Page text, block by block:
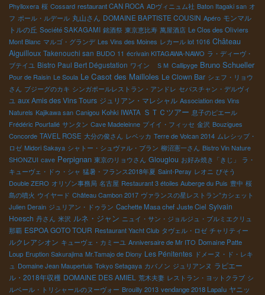
Phylloxera 桜 Cossard restaurant CAN ROCA ADヴィニュム社 Baton Itagaki san オ
フ ポール・ルデール 丸山さん DOMAINE BAPTISTE COUSIN Apéro モンマル
トルの丘 Société SAKAGAMI 銘酒祭 東京恵比寿 萬屋酒店 Le Clos des Oliviers
Mont Blanc マルゴ・グランデ Les Vins des Moines レカール lot 1016 Château
Aiguilloux Takenouchi san BUDO 11 écrivain KITAGAWA-NAWO ラ・ディーヴ・
ブテイユ Bistro Paul Bert Dégustation ワイン ＳＭ Callipyge Bruno Schueller
Pour de Raisin Le Soula Le Casot des Mailloles Le Clown Bar シェフ・リョウ
さん ブジーグのカキ シンガポールレストラン・アンドレ セバスチャン・デルヴィ
ユ aux Amis des Vins Tours ジュリアン・マレシャル Association des Vins
Naturels Kajikawa san Canigou Kohki IWATA ＳＴＣツアー 息子のピエール
Frédéric Pourtalié サンタン Cave Madeleinne プイイ・フィッセ 金沢 Bouzigues
Concorde TAVEL ROSE 大分の俊さん レベッカ Terre de Volcan 2014 ムレシップ・
ロゼ Midori Sakaya シャトー・シュヴァル・ブラン 柳沼憲一さん Bistro Vin Nature
SHONZUI cave Perpignan 東京のリョウさん Glouglou お好み焼き「きじ」
ラ・
キューヴェ・ドゥ・シャ 猛暑・フランス2018年夏 Saint-Peray レオニ びそう
Double ZERO オリゾン事務局 名古屋 Restaurant 3 étoiles Auberge du Puis 豊中 桜
島の噴火 ウイヤード Château Cambon 2017 ヴァランスの星レストラン”カシェット
Julien Derain ジュリアン・ドゥラン Cachette Masa chef Juste Ciel Sylvain
Hoesch 丹さん 米沢 ルネ・ジャン ニュイ・サン・ジョルジュ・プルミエクリュ
那覇 ESPOA GOTO TOUR Restaurant Yacht Club タヴェル・ロゼ チャリティー
ルクレアシオン キューヴェ・カミーユ Anniversaire de Mr ITO Domaine Patte
Loup Eruption Sakurajima Mr.Tamajo de Diony Les Pénitentes ドメーヌ・ド・レキ
ュ Domaine Jean Maupertuis Tokyo Setagaya カバノン ジュリアンヌ ラピエー
ル・2018年収穫 DOMAINE DES AMIEL 荒木夫妻 レストラン・ヨットクラブ シ
ルベール・トリシャールのヌーヴォー Brouilly 2013 vendange 2018 Lapalu ヤニッ